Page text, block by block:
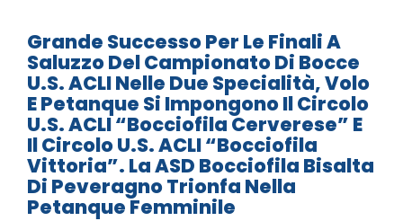
Grande Successo Per Le Finali A
Saluzzo Del Campionato Di Bocce
U.S. ACLI Nelle Due Specialità, Volo
E Petanque Si Impongono Il Circolo
U.S. ACLI “Bocciofila Cerverese” E
Il Circolo U.S. ACLI “Bocciofila
Vittoria”. La ASD Bocciofila Bisalta
Di Peveragno Trionfa Nella
Petanque Femminile